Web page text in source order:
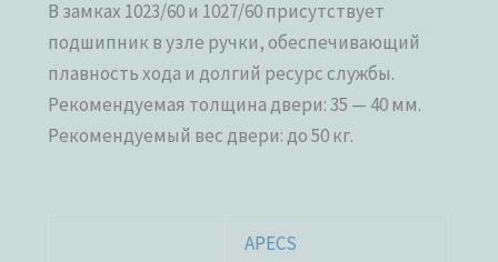
В замках 1023/60 и 1027/60 присутствует
подшипник в узле ручки, обеспечивающий
плавность хода и долгий ресурс службы.
Рекомендуемая толщина двери: 35 — 40 мм.
Рекомендуемый вес двери: до 50 кг.
APECS